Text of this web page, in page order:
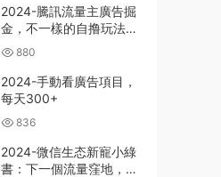
2024-騰訊流量主廣告掘
金，不一樣的自撸玩法，
日賺500-1000+，無設備
要求
880
2024-手動看廣告項目，
每天300+
836
2024-微信生态新寵小綠
書：下一個流量窪地，粉